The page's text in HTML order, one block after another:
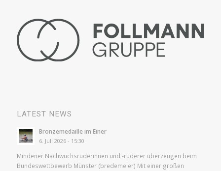
LATEST NEWS
Bronzemedaille im Einer
6. Juli 2026 - 15:30
Mindener Nachwuchsruderinnen und -ruderer überzeugen beim
Bundeswettbewerb Münster (bredemeier) Mit einer großen